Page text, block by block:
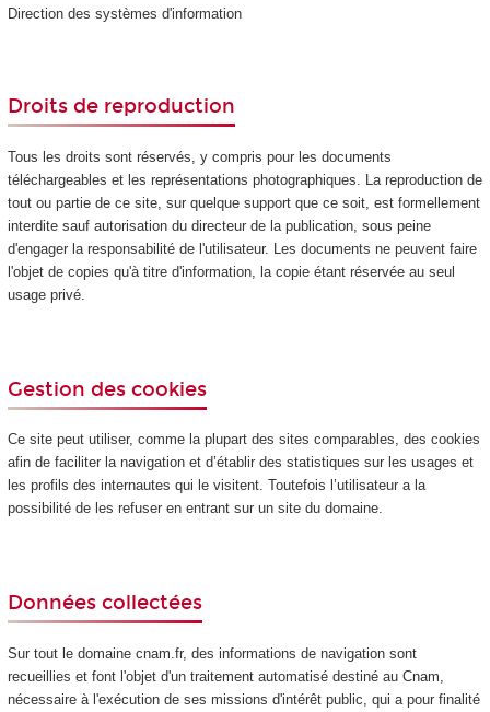
Direction des systèmes d'information
Droits de reproduction
Tous les droits sont réservés, y compris pour les documents
téléchargeables et les représentations photographiques. La reproduction de
tout ou partie de ce site, sur quelque support que ce soit, est formellement
interdite sauf autorisation du directeur de la publication, sous peine
d'engager la responsabilité de l'utilisateur. Les documents ne peuvent faire
l'objet de copies qu'à titre d'information, la copie étant réservée au seul
usage privé.
Gestion des cookies
Ce site peut utiliser, comme la plupart des sites comparables, des cookies
afin de faciliter la navigation et d’établir des statistiques sur les usages et
les profils des internautes qui le visitent. Toutefois l’utilisateur a la
possibilité de les refuser en entrant sur un site du domaine.
Données collectées
Sur tout le domaine cnam.fr, des informations de navigation sont
recueillies et font l'objet d'un traitement automatisé destiné au Cnam,
nécessaire à l'exécution de ses missions d'intérêt public, qui a pour finalité